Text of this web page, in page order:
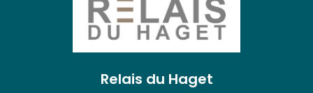
Relais du Haget